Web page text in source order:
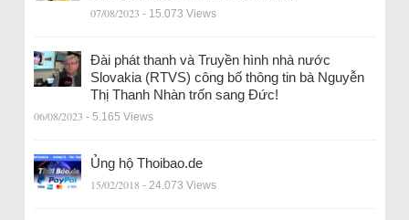
07/08/2023 - 15.073 Views
Đài phát thanh và Truyền hình nhà nước
Slovakia (RTVS) công bố thông tin bà Nguyễn
Thị Thanh Nhàn trốn sang Đức!
06/08/2023 - 5.165 Views
Ủng hộ Thoibao.de
15/02/2018 - 24.073 Views